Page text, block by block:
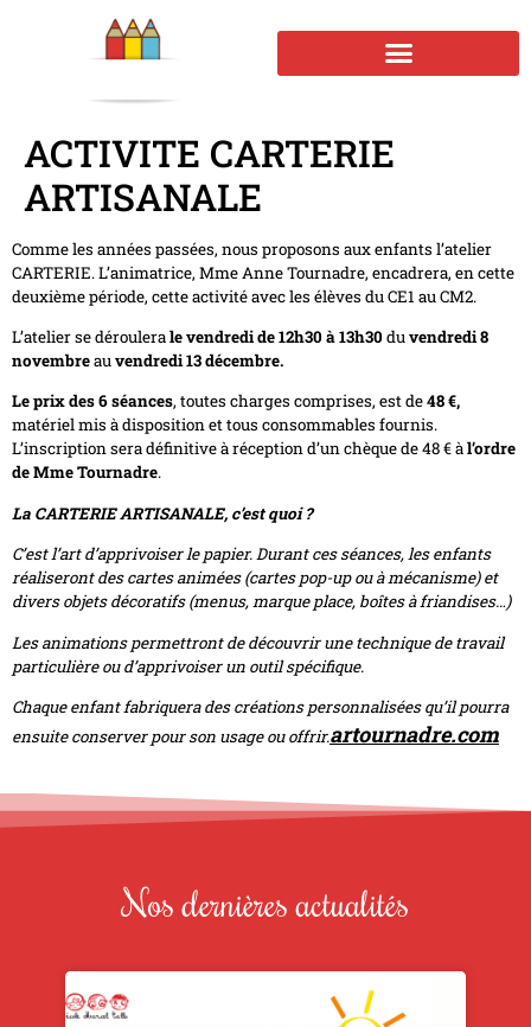
ACTIVITE CARTERIE
ARTISANALE
Comme les années passées, nous proposons aux enfants l’atelier
CARTERIE. L’animatrice, Mme Anne Tournadre, encadrera, en cette
deuxième période, cette activité avec les élèves du CE1 au CM2.
L’atelier se déroulerale vendredi de 12h30 à 13h30duvendredi 8
novembreauvendredi 13 décembre.
Le prix des 6 séances, toutes charges comprises, est de48 €,
matériel mis à disposition et tous consommables fournis.
L’inscription sera définitive à réception d’un chèque de 48 € àl’ordre
de MmeTournadre.
La CARTERIE ARTISANALE, c’est quoi ?
C’est l’art d’apprivoiser le papier. Durant ces séances, les enfants
réaliseront des cartes animées (cartes pop-up ou à mécanisme) et
divers objets décoratifs (menus, marque place, boîtes à friandises…)
Les animations permettront de découvrir une technique de travail
particulière ou d’apprivoiser un outil spécifique.
Chaque enfant fabriquera des créations personnalisées qu’il pourra
ensuite conserver pour son usage ou offrir.artournadre.com
Nos dernières actualités